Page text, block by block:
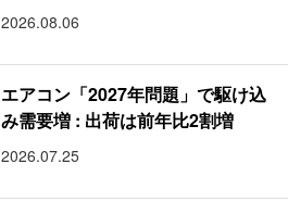
2026.08.06
エアコン「2027年問題」で駆け込
み需要増 : 出荷は前年比2割増
2026.07.25